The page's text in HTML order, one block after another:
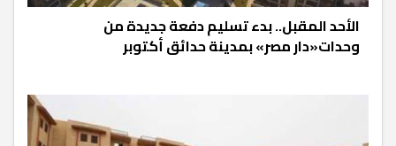
الأحد المقبل.. بدء تسليم دفعة جديدة من
وحدات«دار مصر» بمدينة حدائق أكتوبر